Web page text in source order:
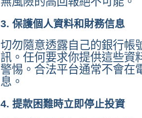
3. 保護個人資料和財務信息
切勿隨意透露自己的銀行帳
訊。任何要求你提供這些資
警惕。合法平台通常不會在
息。
4. 提款困難時立即停止投資